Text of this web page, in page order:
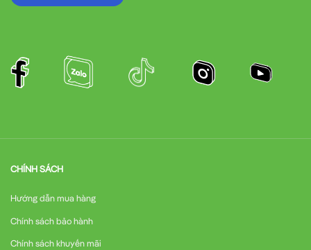
Hướng dẫn lắp đặt MCCB LS 2P 10A đúng kỹ thuật
MCCB LS BS32ccần tuân thủ các bước sau:
Chuẩn bị:Ngắt nguồn điện chính trước khi tiến hành lắp
Vị trí lắp đặt:Chọn vị trí phù hợp trong tủ điện, đảm bảo
không gian thao tác
CHÍNH SÁCH
Hướng dẫn mua hàng
Chính sách bảo hành
Chính sách khuyến mãi